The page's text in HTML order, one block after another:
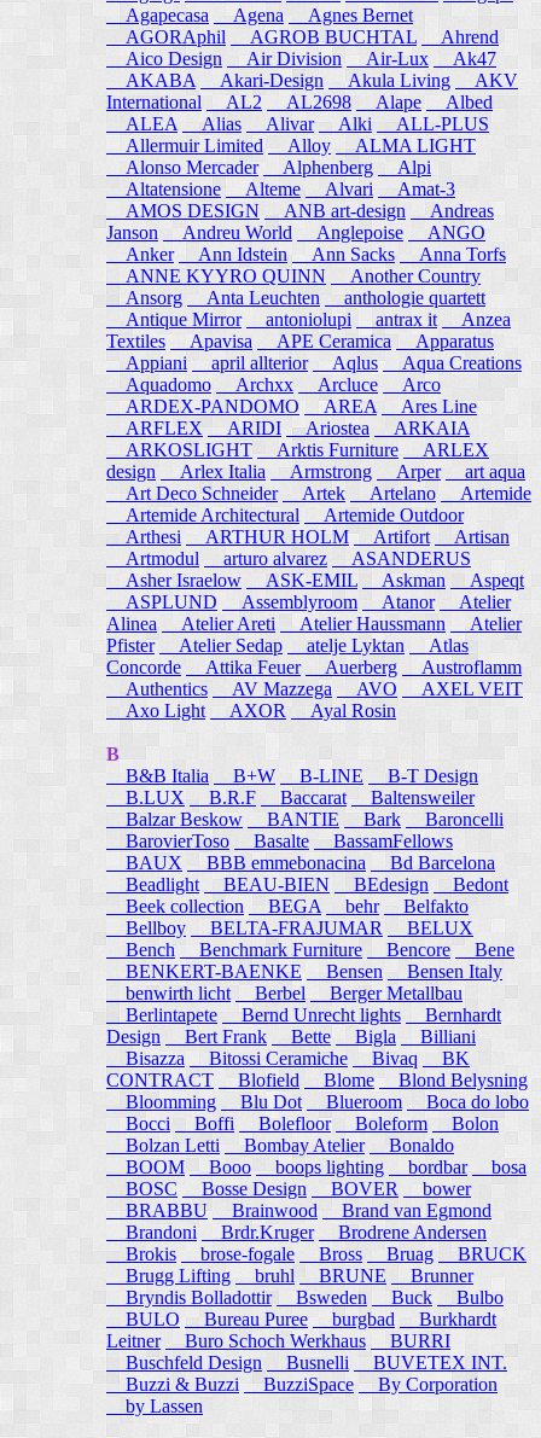
Agapecasa
Agena
Agnes Bernet
AGORAphil
AGROB BUCHTAL
Ahrend
Aico Design
Air Division Air-Lux
Ak47
AKABA
Akari-Design Akula Living
AKV
International
AL2 AL2698 Alape
Albed
ALEA
Alias Alivar Alki
ALL-PLUS
Allermuir Limited
Alloy
ALMA LIGHT
Alonso Mercader
Alphenberg
Alpi
Altatensione
Alteme Alvari
Amat-3
AMOS DESIGN
ANB art-design
Andreas
Janson
Andreu World Anglepoise
ANGO
Anker
Ann Idstein Ann Sacks
Anna Torfs
ANNE KYYRO QUINN
Another Country
Ansorg
Anta Leuchten
anthologie quartett
Antique Mirror
antoniolupi antrax it
Anzea
Textiles
Apavisa APE Ceramica
Apparatus
Appiani
april allterior Aqlus Aqua Creations
Aquadomo
Archxx Arcluce
Arco
ARDEX-PANDOMO
AREA
Ares Line
ARFLEX
ARIDI Ariostea
ARKAIA
ARKOSLIGHT
Arktis Furniture
ARLEX
design
Arlex Italia Armstrong Arper
art aqua
Art Deco Schneider
Artek Artelano
Artemide
Artemide Architectural
Artemide Outdoor
Arthesi
ARTHUR HOLM Artifort
Artisan
Artmodul
arturo alvarez
ASANDERUS
Asher Israelow
ASK-EMIL Askman
Aspeqt
ASPLUND
Assemblyroom Atanor
Atelier
Alinea
Atelier Areti Atelier Haussmann
Atelier
Pfister
Atelier Sedap atelje Lyktan
Atlas
Concorde
Attika Feuer Auerberg
Austroflamm
Authentics
AV Mazzega AVO
AXEL VEIT
Axo Light
AXOR Ayal Rosin
B
B&B Italia
B+W B-LINE
B-T Design
B.LUX
B.R.F Baccarat
Baltensweiler
Balzar Beskow
BANTIE Bark
Baroncelli
BarovierToso
Basalte
BassamFellows
BAUX
BBB emmebonacina
Bd Barcelona
Beadlight
BEAU-BIEN BEdesign
Bedont
Beek collection
BEGA behr
Belfakto
Bellboy
BELTA-FRAJUMAR
BELUX
Bench
Benchmark Furniture Bencore
Bene
BENKERT-BAENKE
Bensen
Bensen Italy
benwirth licht
Berbel
Berger Metallbau
Berlintapete
Bernd Unrecht lights
Bernhardt
Design
Bert Frank Bette Bigla
Billiani
Bisazza
Bitossi Ceramiche Bivaq
BK
CONTRACT
Blofield Blome Blond Belysning
Bloomming
Blu Dot Blueroom
Boca do lobo
Bocci
Boffi Bolefloor Boleform
Bolon
Bolzan Letti
Bombay Atelier
Bonaldo
BOOM
Booo boops lighting bordbar
bosa
BOSC
Bosse Design BOVER
bower
BRABBU
Brainwood
Brand van Egmond
Brandoni
Brdr.Kruger
Brodrene Andersen
Brokis
brose-fogale Bross Bruag
BRUCK
Brugg Lifting
bruhl BRUNE
Brunner
Bryndis Bolladottir
Bsweden Buck
Bulbo
BULO
Bureau Puree burgbad
Burkhardt
Leitner
Buro Schoch Werkhaus
BURRI
Buschfeld Design
Busnelli
BUVETEX INT.
Buzzi & Buzzi
BuzziSpace By Corporation
by Lassen